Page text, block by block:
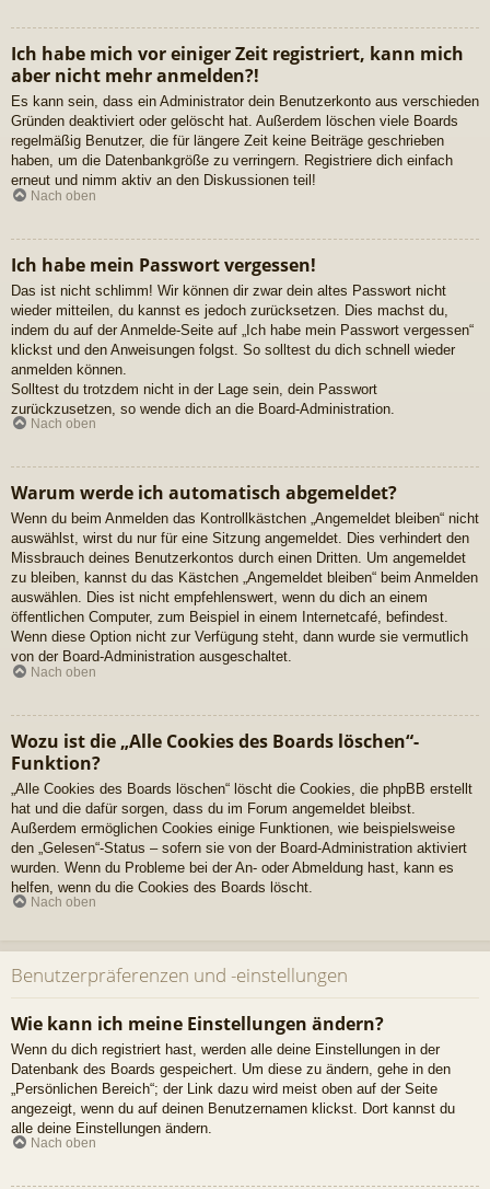
Ich habe mich vor einiger Zeit registriert, kann mich
aber nicht mehr anmelden?!
Es kann sein, dass ein Administrator dein Benutzerkonto aus verschieden
Gründen deaktiviert oder gelöscht hat. Außerdem löschen viele Boards
regelmäßig Benutzer, die für längere Zeit keine Beiträge geschrieben
haben, um die Datenbankgröße zu verringern. Registriere dich einfach
erneut und nimm aktiv an den Diskussionen teil!
Nach oben
Ich habe mein Passwort vergessen!
Das ist nicht schlimm! Wir können dir zwar dein altes Passwort nicht
wieder mitteilen, du kannst es jedoch zurücksetzen. Dies machst du,
indem du auf der Anmelde-Seite auf „Ich habe mein Passwort vergessen“
klickst und den Anweisungen folgst. So solltest du dich schnell wieder
anmelden können.
Solltest du trotzdem nicht in der Lage sein, dein Passwort
zurückzusetzen, so wende dich an die Board-Administration.
Nach oben
Warum werde ich automatisch abgemeldet?
Wenn du beim Anmelden das Kontrollkästchen „Angemeldet bleiben“ nicht
auswählst, wirst du nur für eine Sitzung angemeldet. Dies verhindert den
Missbrauch deines Benutzerkontos durch einen Dritten. Um angemeldet
zu bleiben, kannst du das Kästchen „Angemeldet bleiben“ beim Anmelden
auswählen. Dies ist nicht empfehlenswert, wenn du dich an einem
öffentlichen Computer, zum Beispiel in einem Internetcafé, befindest.
Wenn diese Option nicht zur Verfügung steht, dann wurde sie vermutlich
von der Board-Administration ausgeschaltet.
Nach oben
Wozu ist die „Alle Cookies des Boards löschen“-
Funktion?
„Alle Cookies des Boards löschen“ löscht die Cookies, die phpBB erstellt
hat und die dafür sorgen, dass du im Forum angemeldet bleibst.
Außerdem ermöglichen Cookies einige Funktionen, wie beispielsweise
den „Gelesen“-Status – sofern sie von der Board-Administration aktiviert
wurden. Wenn du Probleme bei der An- oder Abmeldung hast, kann es
helfen, wenn du die Cookies des Boards löscht.
Nach oben
Benutzerpräferenzen und -einstellungen
Wie kann ich meine Einstellungen ändern?
Wenn du dich registriert hast, werden alle deine Einstellungen in der
Datenbank des Boards gespeichert. Um diese zu ändern, gehe in den
„Persönlichen Bereich“; der Link dazu wird meist oben auf der Seite
angezeigt, wenn du auf deinen Benutzernamen klickst. Dort kannst du
alle deine Einstellungen ändern.
Nach oben